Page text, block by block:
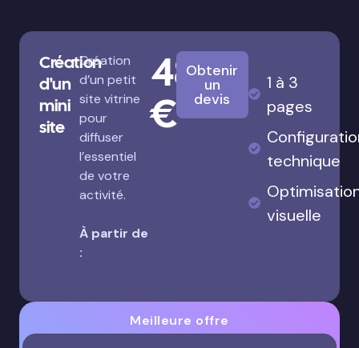
Création
d'un
mini
site
Création
d’un petit
site vitrine
pour
diffuser
l’essentiel
de votre
activité.
À partir de
:
480
€
Obtenir
un
devis
1 à 3
pages
technique
visuelle
Meilleure offre